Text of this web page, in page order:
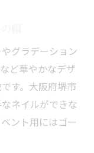
グラデーション
ど華やかなデザ
す。大阪府堺市
ネイルができな
ント用にはゴー